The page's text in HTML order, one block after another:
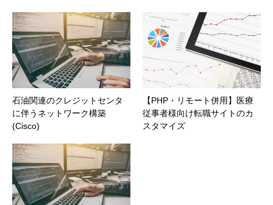
石油関連のクレジットセンタ
に伴うネットワーク構築
(Cisco)
【PHP・リモート併用】医療
従事者様向け転職サイトのカ
スタマイズ